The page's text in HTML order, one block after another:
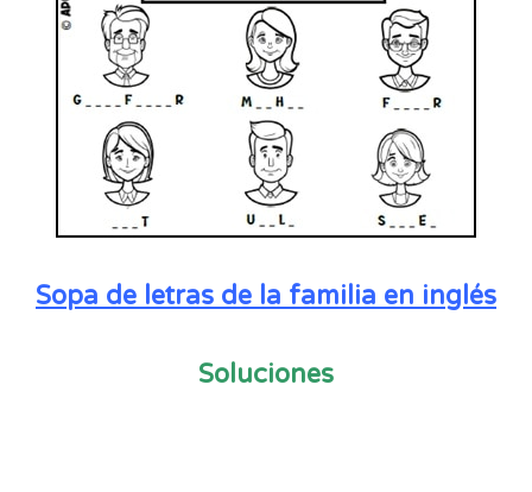
Sopa de letras de la familia en inglés
Soluciones